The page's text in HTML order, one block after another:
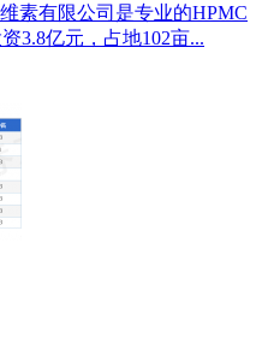
素有限公司是专业的HPMC
3.8亿元，占地102亩...